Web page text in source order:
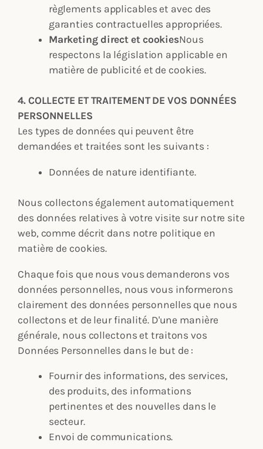
règlements applicables et avec des
garanties contractuelles appropriées.
Marketing direct et cookiesNous
respectons la législation applicable en
matière de publicité et de cookies.
4. COLLECTE ET TRAITEMENT DE VOS DONNÉES
PERSONNELLES
Les types de données qui peuvent être
demandées et traitées sont les suivants :
Données de nature identifiante.
Nous collectons également automatiquement
des données relatives à votre visite sur notre site
web, comme décrit dans notre politique en
matière de cookies.
Chaque fois que nous vous demanderons vos
données personnelles, nous vous informerons
clairement des données personnelles que nous
collectons et de leur finalité. D'une manière
générale, nous collectons et traitons vos
Données Personnelles dans le but de :
Fournir des informations, des services,
des produits, des informations
pertinentes et des nouvelles dans le
secteur.
Envoi de communications.